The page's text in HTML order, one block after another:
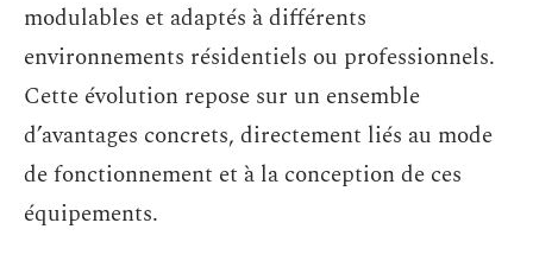
modulables et adaptés à différents
environnements résidentiels ou professionnels.
Cette évolution repose sur un ensemble
d’avantages concrets, directement liés au mode
de fonctionnement et à la conception de ces
équipements.